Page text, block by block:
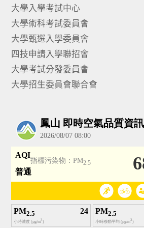
大學入學考試中心
大學術科考試委員會
大學甄選入學委員會
四技申請入學聯招會
大學考試分發委員會
大學招生委員會聯合會